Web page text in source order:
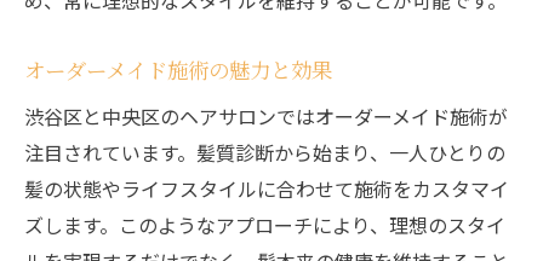
オーダーメイド施術の魅力と効果
渋谷区と中央区のヘアサロンではオーダーメイド施術が
注目されています。髪質診断から始まり、一人ひとりの
髪の状態やライフスタイルに合わせて施術をカスタマイ
ズします。このようなアプローチにより、理想のスタイ